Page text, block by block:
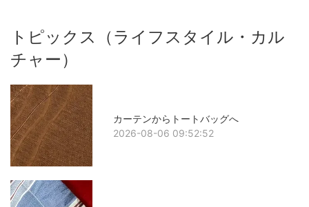
トピックス（ライフスタイル・カル
チャー）
カーテンからトートバッグへ
2026-08-06 09:52:52